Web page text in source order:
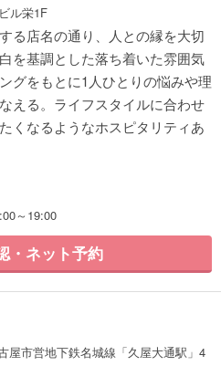
ル栄1F
る店名の通り、人との縁を大切
を基調とした落ち着いた雰囲気
グをもとに1人ひとりの悩みや理
える。ライフスタイルに合わせ
くなるようなホスピタリティあ
～19:00
・ネット予約
屋市営地下鉄名城線「久屋大通駅」4